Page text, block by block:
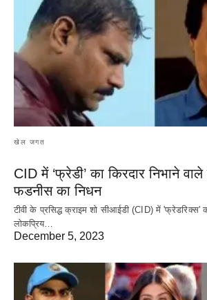
खेल जगत
CID में ‘फ्रेडी’ का किरदार निभाने
फडनीस का निधन
टीवी के प्रसिद्ध क्राइम शो सीआईडी (CID) में
लोकप्रिय…
December 5, 2023